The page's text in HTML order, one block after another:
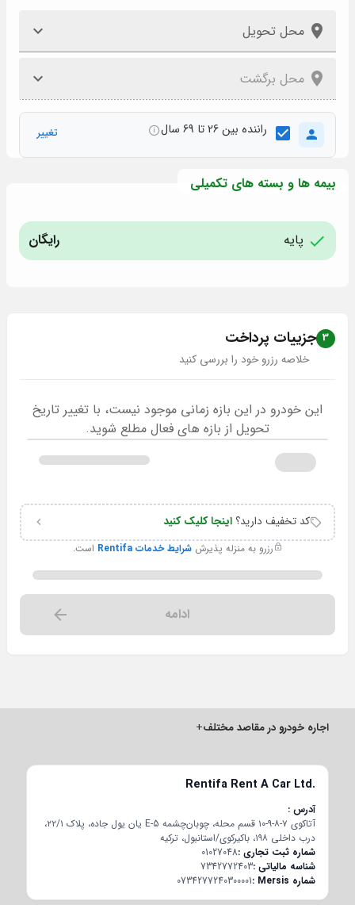
محل تحویل
محل برگشت
راننده بین 26 تا 69 سال تغییر
بیمه ها و بسته های تکمیلی
پایه رایگان
3 جزییات پرداخت
خلاصه رزرو خود را بررسی کنید
این خودرو در این بازه زمانی موجود نیست، با تغییر تاریخ
تحویل از بازه های فعال مطلع شوید.
کد تخفیف دارید؟اینجا کلیک کنید
رزرو به منزله پذیرششرایط خدمات Rentifa است.
ادامه
اجاره خودرو در مقاصد مختلف+
Rentifa Rent A Car Ltd.
آدرس
آتاکوی ۷-۸-۹-۱۰ قسم محله، چوبان‌چشمه E-5 یان یول جاده، پلاک ۲۲/۱،
درب داخلی ۱۹۸، باکیرکوی/استانبول، ترکیه
شماره ثبت تجاری01027048
شناسه مالیاتی7342772403
شماره Mersis
0734277240300001